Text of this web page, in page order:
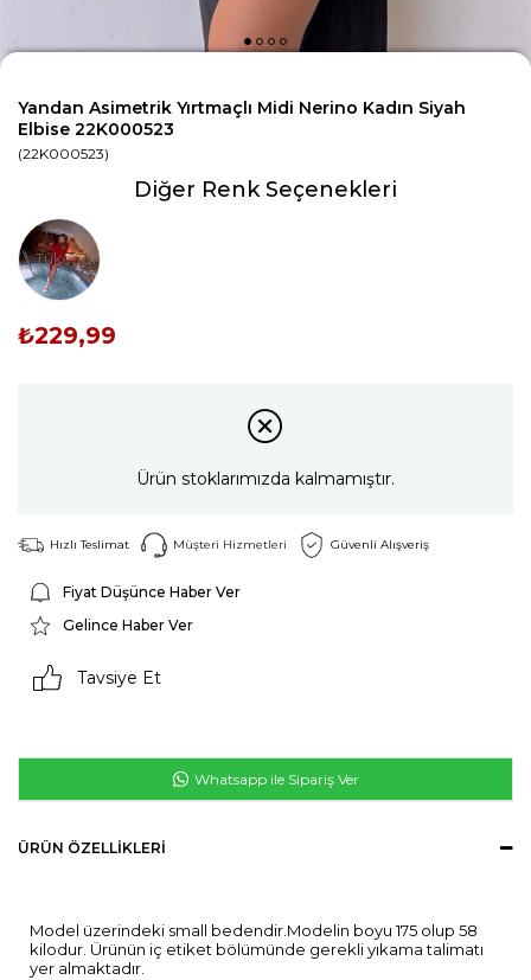
Yandan Asimetrik Yırtmaçlı Midi Nerino Kadın Siyah
Elbise 22K000523
(22K000523)
Diğer Renk Seçenekleri
Tükendi
₺229,99
Ürün stoklarımızda kalmamıştır.
Hızlı Teslimat Müşteri Hizmetleri Güvenli Alışveriş
Fiyat Düşünce Haber Ver
Gelince Haber Ver
Tavsiye Et
Whatsapp ile Sipariş Ver
ÜRÜN ÖZELLIKLERI
Model üzerindeki small bedendir.Modelin boyu 175 olup 58
kilodur. Ürünün iç etiket bölümünde gerekli yıkama talimatı
yer almaktadır.